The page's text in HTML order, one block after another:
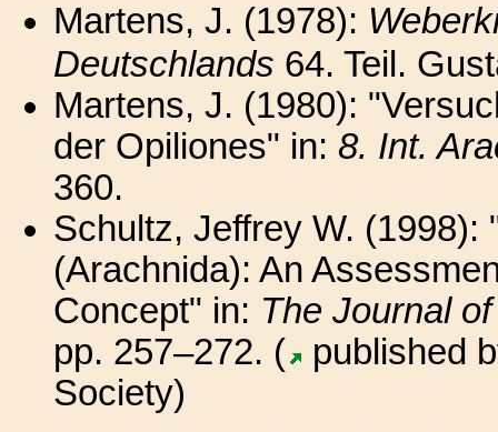
Martens, J. (1978):
Deutschlands 64. Teil.
Martens, J. (1980):
der Opiliones" in: 8. Int.
360.
Schultz, Jeffrey W. (1998):
(Arachnida): An
Concept" in: The Journal
pp. 257–272. (
published
Society)